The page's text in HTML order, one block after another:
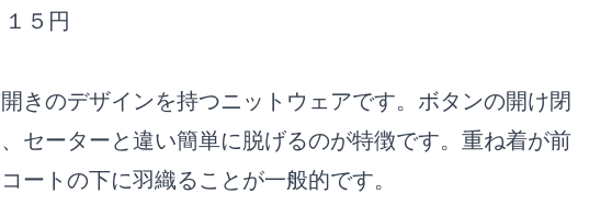
１５円
きのデザインを持つニットウェアです。ボタンの開け閉
セーターと違い簡単に脱げるのが特徴です。重ね着が前
ートの下に羽織ることが一般的です。